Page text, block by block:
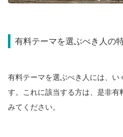
有料テーマを選ぶべき人の
有料テーマを選ぶべき人には、い
す。これに該当する方は、是非有
みてください。